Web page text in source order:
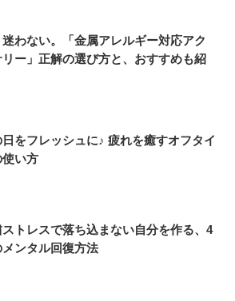
迷わない。「金属アレルギー対応アク
リー」正解の選び方と、おすすめも紹
をフレッシュに♪ 疲れを癒すオフタイ
使い方
ストレスで落ち込まない自分を作る、4
メンタル回復方法